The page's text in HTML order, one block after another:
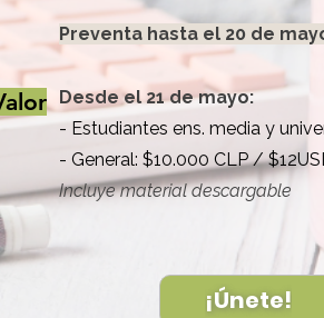
Preventa hasta el 20 de
Desde el 21 de mayo:
- Estudiantes ens. media y
- General: $10.000 CLP /
Incluye material descargable
¡Únete!